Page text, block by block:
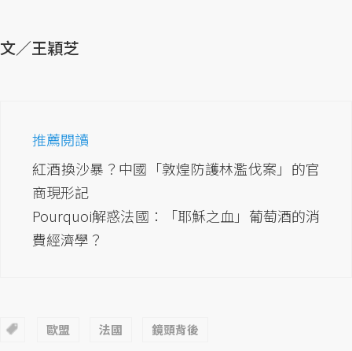
文／王穎芝
推薦閱讀
紅酒換沙暴？中國「敦煌防護林濫伐案」的官
商現形記
Pourquoi解惑法國：「耶穌之血」葡萄酒的消
費經濟學？
歐盟 法國 鏡頭背後